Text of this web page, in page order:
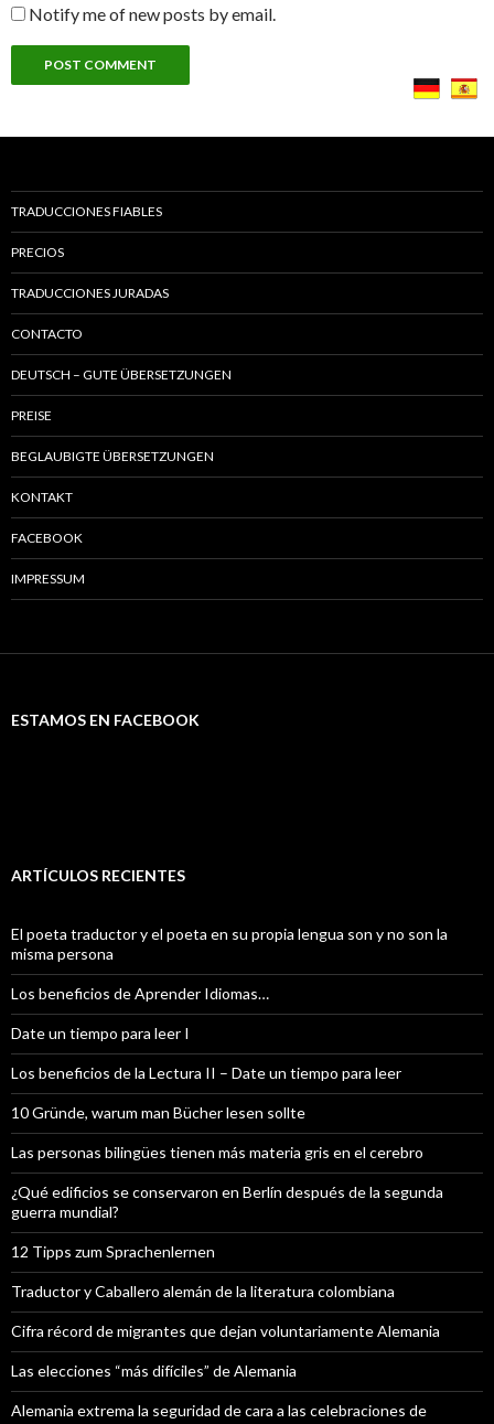
Notify me of new posts by email.
TRADUCCIONES FIABLES
PRECIOS
TRADUCCIONES JURADAS
CONTACTO
DEUTSCH – GUTE ÜBERSETZUNGEN
PREISE
BEGLAUBIGTE ÜBERSETZUNGEN
KONTAKT
FACEBOOK
IMPRESSUM
ESTAMOS EN FACEBOOK
ARTÍCULOS RECIENTES
El poeta traductor y el poeta en su propia lengua son y no son la
misma persona
Los beneficios de Aprender Idiomas…
Date un tiempo para leer I
Los beneficios de la Lectura II – Date un tiempo para leer
10 Gründe, warum man Bücher lesen sollte
Las personas bilingües tienen más materia gris en el cerebro
¿Qué edificios se conservaron en Berlín después de la segunda
guerra mundial?
12 Tipps zum Sprachenlernen
Traductor y Caballero alemán de la literatura colombiana
Cifra récord de migrantes que dejan voluntariamente Alemania
Las elecciones “más difíciles” de Alemania
Alemania extrema la seguridad de cara a las celebraciones de